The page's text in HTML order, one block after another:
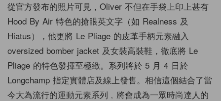
從官方發布的照片可見，Oliver 不但在手袋上印上甚有
Hood By Air 特色的搶眼英文字（如 Realness 及
Hiatus），他更將 Le Pliage 的皮革手柄元素融入
oversized bomber jacket 及女裝高裝鞋，徹底將 Le
Pliage 的特色發揮至極緻。系列將於 5 月 4 日於
Longchamp 指定實體店及線上發售。相信這個結合了當
今大為流行的運動元素系列﹐將會成為一眾時尚達人的